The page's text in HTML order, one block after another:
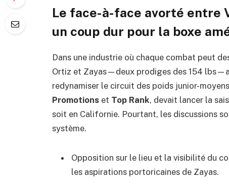
Le face-à-face avorté entre
un coup dur pour la boxe
Dans une industrie où chaque combat peut
Ortiz et Zayas—deux prodiges des 154
redynamiser le circuit des poids junior-
Promotions et Top Rank, devait lancer la
soit en Californie. Pourtant, les discussions
système.
Opposition sur le lieu et la visibilité du
les aspirations portoricaines de Zayas.